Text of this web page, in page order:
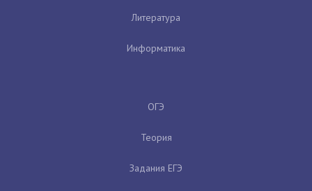
Литература
Информатика
ОГЭ
Теория
Задания ЕГЭ